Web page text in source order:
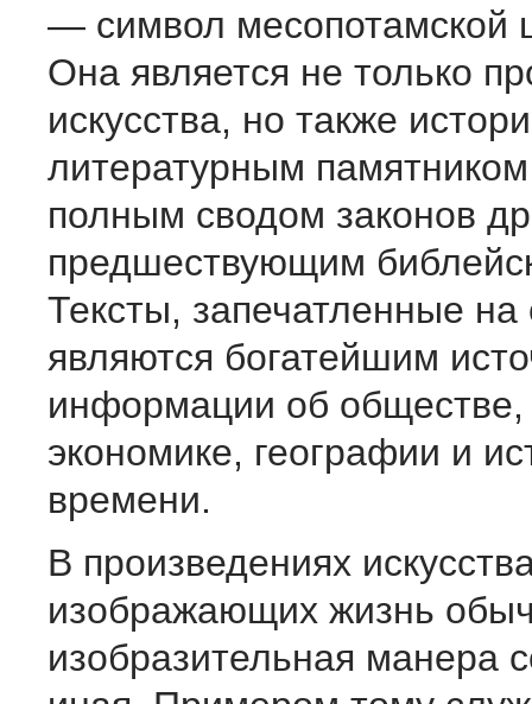
— символ месопотамской
Она является не только
искусства, но также
литературным
полным сводом законов
предшествующим
Тексты, запечатленные на
являются богатейшим
информации об обществе,
экономике, географии и
времени.
В произведениях
изображающих жизнь
изобразительная манера